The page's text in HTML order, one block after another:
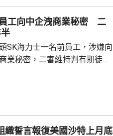
易。報道指，烏克蘭將從土耳
初始價值約為2...
工向中企洩商業秘密 二
SK海力士一名前員工，涉嫌向
業秘密，二審維持判有期徒刑
秘密資料，包括公司的圖形傳
織誓言報復美國沙特上月底